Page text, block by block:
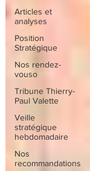
Articles et
analyses
Position
Stratégique
Nos rendez-
vouso
Tribune Thierry-
Paul Valette
Veille
stratégique
hebdomadaire
Nos
recommandations